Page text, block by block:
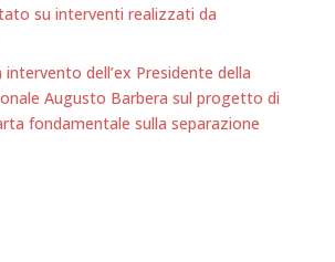
su interventi realizzati da
intervento dell’ex Presidente della
Augusto Barbera sul progetto di
fondamentale sulla separazione